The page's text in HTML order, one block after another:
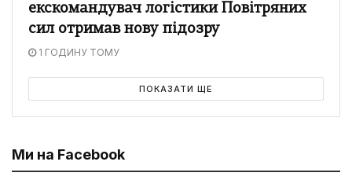
екскомандувач логістики Повітряних
сил отримав нову підозру
1 ГОДИНУ ТОМУ
ПОКАЗАТИ ЩЕ
Ми на Facebook